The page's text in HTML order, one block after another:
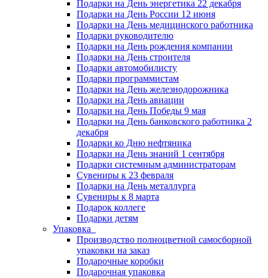
Подарки на День энергетика 22 декабря
Подарки на День России 12 июня
Подарки на День медицинского работника
Подарки руководителю
Подарки на День рождения компании
Подарки на День строителя
Подарки автомобилисту
Подарки программистам
Подарки на День железнодорожника
Подарки на День авиации
Подарки на День Победы 9 мая
Подарки на День банковского работника 2
декабря
Подарки ко Дню нефтяника
Подарки на День знаний 1 сентября
Подарки системным администраторам
Сувениры к 23 февраля
Подарки на День металлурга
Сувениры к 8 марта
Подарок коллеге
Подарки детям
Упаковка
Производство полноцветной самосборной
упаковки на заказ
Подарочные коробки
Подарочная упаковка